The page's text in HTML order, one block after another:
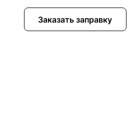
Заказать заправку